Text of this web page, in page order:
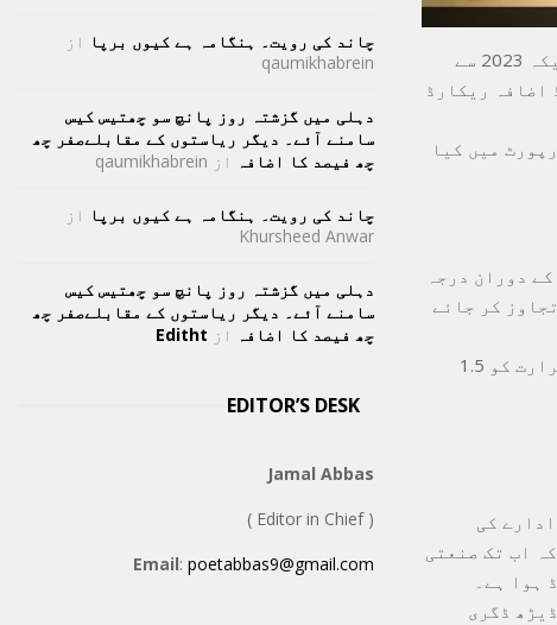
اقوام متحدہ کے عالمی موسمیاتی ادارے (ڈبلیو ایم او) نے متنبہ کیا ہیکہ 2023 سے
اضافہ ریکارڈ
بلیو ایم او کی جانب یہ انتباہ Global Annual to Decadal Climate Update رپورٹ میں کیا
ایک سال کے دوران درجہ
سینٹی گریڈ سے تجاوز کر جائے
خیال رہے کہ 2015 کے پیرس معاہدے میں طے کیا گیا تھا کہ عالمی درجہ حرارت کو 1.5
کی
اب تک صنعتی
ڈگری
چاند کی رویت۔ ہنگامہ ہے کیوں برپا از
qaumikhabrein
دہلی میں گزشتہ روز پانچ سو چھتیس کیس
سامنے آئے۔ دیگر ریاستوں کے مقابلےصفر چھ
چھ فیصد کا اضافہ از qaumikhabrein
چاند کی رویت۔ ہنگامہ ہے کیوں برپا از
Khursheed Anwar
دہلی میں گزشتہ روز پانچ سو چھتیس کیس
سامنے آئے۔ دیگر ریاستوں کے مقابلےصفر چھ
چھ فیصد کا اضافہ از Editht
EDITOR’S DESK
Jamal Abbas
( Editor in Chief )
Email: poetabbas9@gmail.com